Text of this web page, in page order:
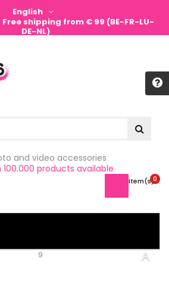
English
shipping from € 99 (BE-FR-LU-
DE-NL)
and video accessories
products available
0
Item(s) -